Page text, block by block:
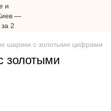
шарики с золотыми цифрами
золотыми